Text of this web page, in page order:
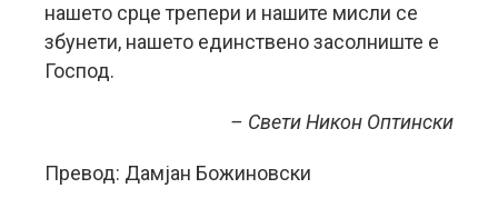
нашето срце трепери и нашите мисли се
збунети, нашето единствено засолниште е
Господ.
– Свети Никон Оптински
Превод: Дамјан Божиновски